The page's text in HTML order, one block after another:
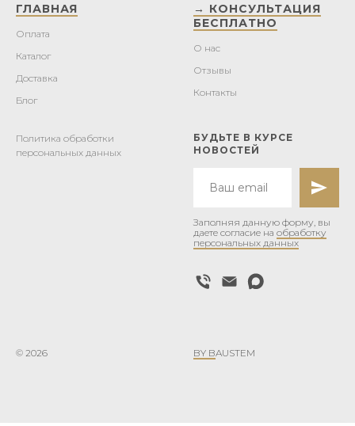
ГЛАВНАЯ
Оплата
Каталог
Доставка
Блог
→ КОНСУЛЬТАЦИЯ
БЕСПЛАТНО
О нас
Отзывы
Контакты
Политика обработки
персональных данных
БУДЬТЕ В КУРСЕ
НОВОСТЕЙ
Заполняя данную форму, вы
даете согласие на обработку
персональных данных
© 2026 BY BAUSTEM